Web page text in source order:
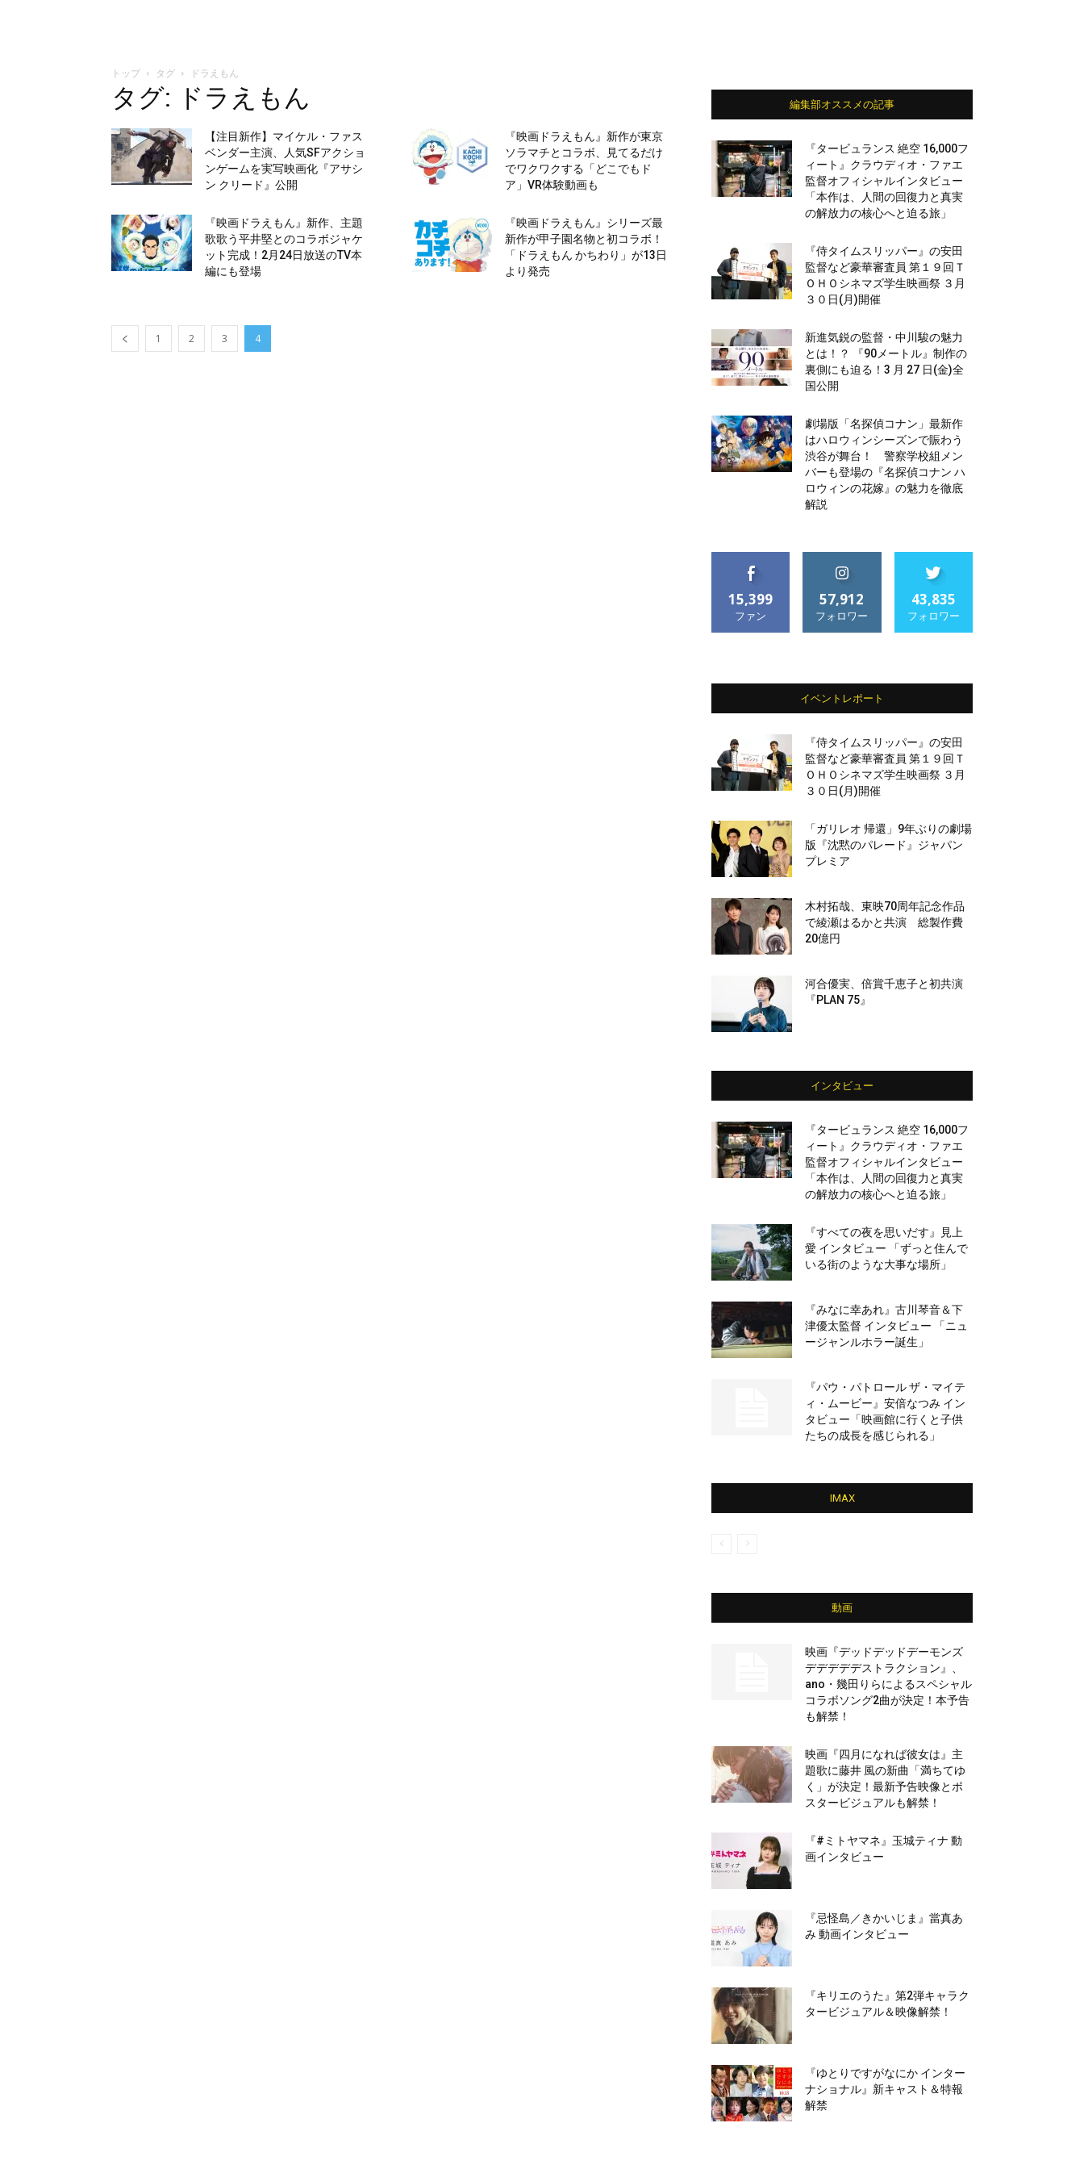
トップ タグ ドラえもん
タグ: ドラえもん
【注目新作】マイケル・ファス
ベンダー主演、人気SFアクショ
ンゲームを実写映画化『アサシ
ン クリード』公開
『映画ドラえもん』新作が東京
ソラマチとコラボ、見てるだけ
でワクワクする「どこでもド
ア」VR体験動画も
『映画ドラえもん』新作、主題
歌歌う平井堅とのコラボジャケ
ット完成！2月24日放送のTV本
編にも登場
『映画ドラえもん』シリーズ最
新作が甲子園名物と初コラボ！
「ドラえもん かちわり」が13日
より発売
1 2 3 4
編集部オススメの記事
『タービュランス 絶空 16,000フ
ィート』クラウディオ・ファエ
監督オフィシャルインタビュー
「本作は、人間の回復力と真実
の解放力の核心へと迫る旅」
『侍タイムスリッパー』の安田
監督など豪華審査員 第１９回Ｔ
ＯＨＯシネマズ学生映画祭 ３月
３０日(月)開催
新進気鋭の監督・中川駿の魅力
とは！？ 『90メートル』制作の
裏側にも迫る！3 月 27 日(金)全
国公開
劇場版「名探偵コナン」最新作
はハロウィンシーズンで賑わう
渋谷が舞台！ 警察学校組メン
バーも登場の『名探偵コナン ハ
ロウィンの花嫁』の魅力を徹底
解説
15,399
ファン
57,912
フォロワー
43,835
フォロワー
イベントレポート
『侍タイムスリッパー』の安田
監督など豪華審査員 第１９回Ｔ
ＯＨＯシネマズ学生映画祭 ３月
３０日(月)開催
「ガリレオ 帰還」9年ぶりの劇場
版『沈黙のパレード』ジャパン
プレミア
木村拓哉、東映70周年記念作品
で綾瀬はるかと共演 総製作費
20億円
河合優実、倍賞千恵子と初共演
『PLAN 75』
インタビュー
『タービュランス 絶空 16,000フ
ィート』クラウディオ・ファエ
監督オフィシャルインタビュー
「本作は、人間の回復力と真実
の解放力の核心へと迫る旅」
『すべての夜を思いだす』見上
愛 インタビュー 「ずっと住んで
いる街のような大事な場所」
『みなに幸あれ』古川琴音＆下
津優太監督 インタビュー 「ニュ
ージャンルホラー誕生」
『パウ・パトロール ザ・マイテ
ィ・ムービー』安倍なつみ イン
タビュー「映画館に行くと子供
たちの成長を感じられる」
IMAX
動画
映画『デッドデッドデーモンズ
デデデデデストラクション』、
ano・幾田りらによるスペシャル
コラボソング2曲が決定！本予告
も解禁！
映画『四月になれば彼女は』主
題歌に藤井 風の新曲「満ちてゆ
く」が決定！最新予告映像とポ
スタービジュアルも解禁！
『#ミトヤマネ』玉城ティナ 動
画インタビュー
『忌怪島／きかいじま』當真あ
み 動画インタビュー
『キリエのうた』第2弾キャラク
タービジュアル＆映像解禁！
『ゆとりですがなにか インター
ナショナル』新キャスト＆特報
解禁